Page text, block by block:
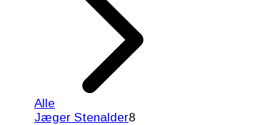
Alle
Jæger Stenalder8